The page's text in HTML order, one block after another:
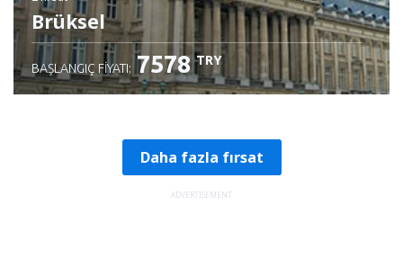
Brüksel
BAŞLANGIÇ FIYATI: 7578 TRY
Daha fazla fırsat
ADVERTISEMENT